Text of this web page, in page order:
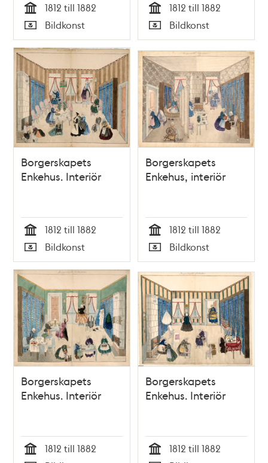
Tid
1812 till 1882
Typ
Bildkonst Tid
1812 till 1882
Typ
Bildkonst
Borgerskapets
Enkehus. Interiör
Tid
1812 till 1882
Typ
Bildkonst
Borgerskapets
Enkehus, interiör
Tid
1812 till 1882
Typ
Bildkonst
Borgerskapets
Enkehus. Interiör
1812 till 1882
Borgerskapets
Enkehus. Interiör
1812 till 1882